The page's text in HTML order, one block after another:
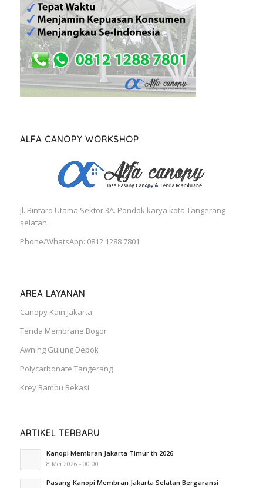
ALFA CANOPY WORKSHOP
Jl. Bintaro Utama Sektor 3A. Pondok karya kota Tangerang
selatan.
Phone/WhatsApp: 0812 1288 7801
AREA LAYANAN
Canopy Kain Jakarta
Tenda Membrane Bogor
Awning Gulung Depok
Polycarbonate Tangerang
Krey Bambu Bekasi
ARTIKEL TERBARU
Kanopi Membran Jakarta Timur th 2026
8 Mei 2026 - 00:00
Pasang Kanopi Membran Jakarta Selatan Bergaransi